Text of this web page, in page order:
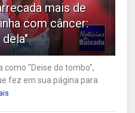
mais de
com câncer:
como "Deise do tombo",
fez em sua página para